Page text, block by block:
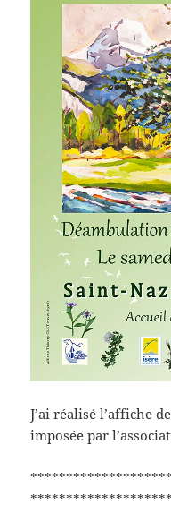
J’ai réalisé l’affiche
imposée par